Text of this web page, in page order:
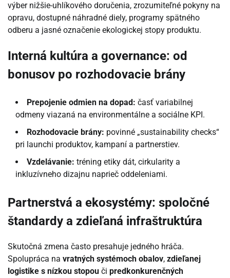
výber nižšie-uhlíkového doručenia, zrozumiteľné pokyny na
opravu, dostupné náhradné diely, programy spätného
odberu a jasné označenie ekologickej stopy produktu.
Interná kultúra a governance: od
bonusov po rozhodovacie brány
Prepojenie odmien na dopad: časť variabilnej
odmeny viazaná na environmentálne a sociálne KPI.
Rozhodovacie brány: povinné „sustainability checks“
pri launchi produktov, kampaní a partnerstiev.
Vzdelávanie: tréning etiky dát, cirkularity a
inkluzívneho dizajnu naprieč oddeleniami.
Partnerstvá a ekosystémy: spoločné
štandardy a zdieľaná infraštruktúra
Skutočná zmena často presahuje jedného hráča.
Spolupráca na vratných systémoch obalov, zdieľanej
logistike s nízkou stopou či predkonkurenčných